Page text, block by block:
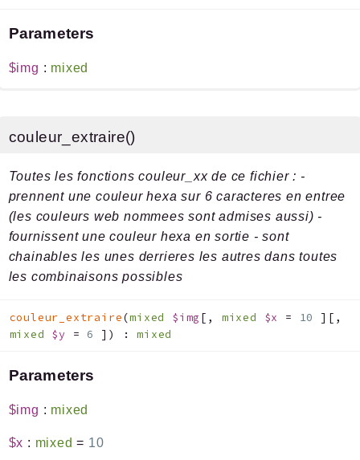
Parameters
$img : mixed
couleur_extraire()
Toutes les fonctions couleur_xx de ce fichier : -
prennent une couleur hexa sur 6 caracteres en entree
(les couleurs web nommees sont admises aussi) -
fournissent une couleur hexa en sortie - sont
chainables les unes derrieres les autres dans toutes
les combinaisons possibles
couleur_extraire(mixed $img [ , mixed $x = 10 ] [ ,
mixed $y = 6 ] ) :mixed
Parameters
$img : mixed
$x : mixed = 10